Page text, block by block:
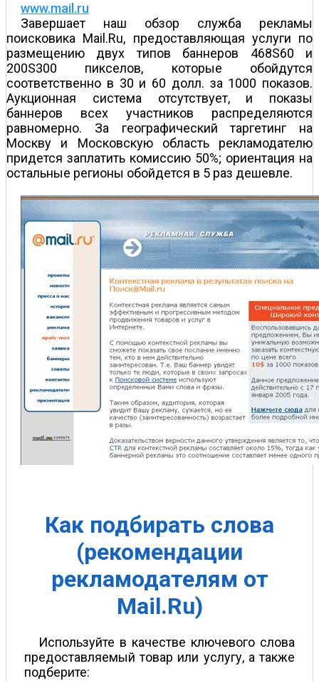
www.mail.ru
Завершает наш обзор служба рекламы
поисковика Mail.Ru, предоставляющая услуги по
размещению двух типов баннеров 468Ѕ60 и
200Ѕ300 пикселов, которые обойдутся
соответственно в 30 и 60 долл. за 1000 показов.
Аукционная система отсутствует, и показы
баннеров всех участников распределяются
равномерно. За географический таргетинг на
Москву и Московскую область рекламодателю
придется заплатить комиссию 50%; ориентация на
остальные регионы обойдется в 5 раз дешевле.
Как подбирать слова
(рекомендации
рекламодателям от
Mail.Ru)
Используйте в качестве ключевого слова
предоставляемый товар или услугу, а также
подберите: